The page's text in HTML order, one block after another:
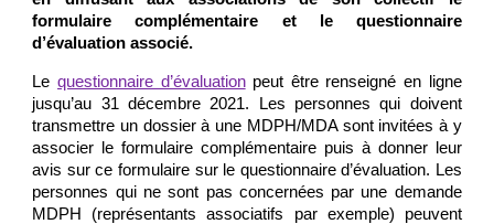
formulaire complémentaire et le questionnaire
d’évaluation associé.
Le questionnaire d’évaluationpeut être renseigné en ligne
jusqu’au 31 décembre 2021. Les personnes qui doivent
transmettre un dossier à une MDPH/MDA sont invitées à y
associer le formulaire complémentaire puis à donner leur
avis sur ce formulaire sur le questionnaire d’évaluation. Les
personnes qui ne sont pas concernées par une demande
MDPH (représentants associatifs par exemple) peuvent